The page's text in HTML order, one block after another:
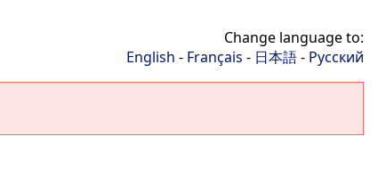
Change language to:
English - Français - 日本語- Русский